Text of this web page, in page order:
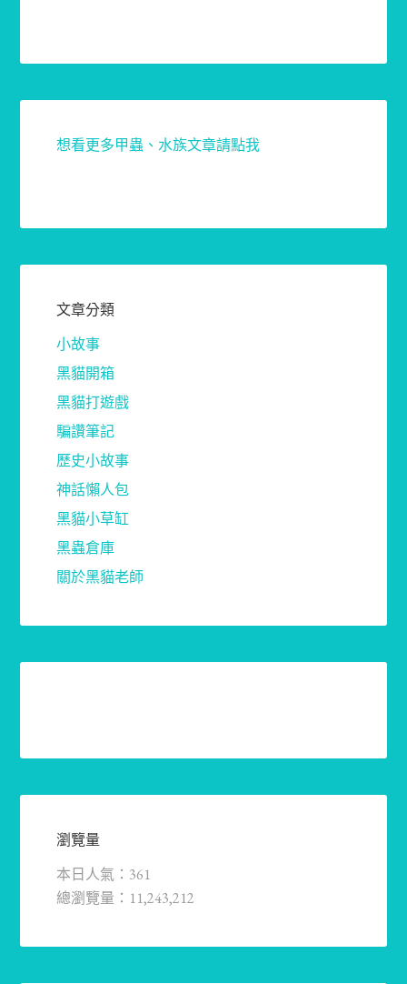
想看更多甲蟲、水族文章請點我
文章分類
小故事
黑貓開箱
黑貓打遊戲
騙讚筆記
歷史小故事
神話懶人包
黑貓小草缸
黑蟲倉庫
關於黑貓老師
瀏覽量
本日人氣：361
總瀏覽量：11,243,212